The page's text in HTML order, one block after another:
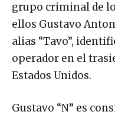
grupo criminal de
ellos Gustavo
alias “Tavo”,
operador en el
Estados Unidos.
Gustavo “N” es